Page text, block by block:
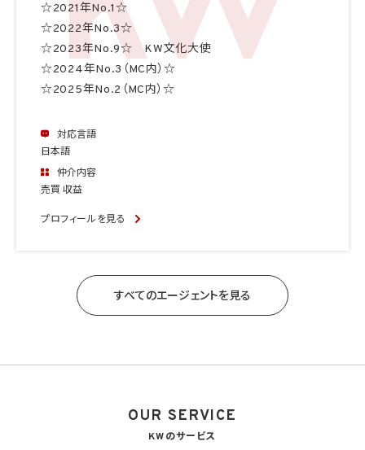
☆2021年No.1☆
☆2022年No.3☆
☆2023年No.9☆ KW文化大使
☆2024年No.3（MC内）☆
☆2025年No.2（MC内）☆
対応言語
日本語
仲介内容
売買 収益
プロフィールを見る
すべてのエージェントを見る
OUR SERVICE
KWのサービス